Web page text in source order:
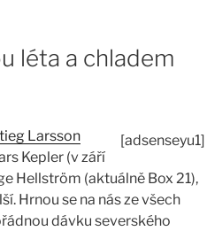
léta a chladem
[adsenseyu1]
Larsson
Kepler (v září
Hellström (aktuálně Box 21),
Hrnou se na nás ze všech
dávku severského